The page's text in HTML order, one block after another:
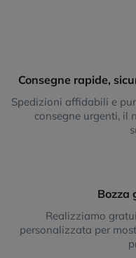
Consegne rapide,
Spedizioni affidabili e
consegne urgenti, il
Bozza
Realizziamo
personalizzata per